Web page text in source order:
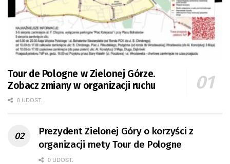
Tour de Pologne w Zielonej Górze.
Zobacz zmiany w organizacji ruchu
0 UDOST.
Prezydent Zielonej Góry o korzyści z
organizacji mety Tour de Pologne
0 UDOST.